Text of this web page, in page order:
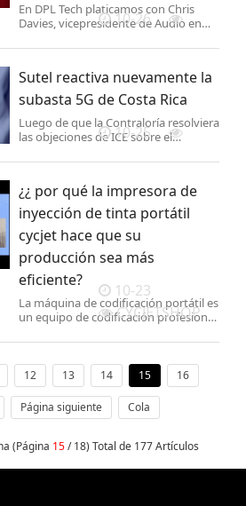
En DPL Tech platicamos con Chris
Davies, vicepresidente de Audio en
nueva tecnología permite un mejor
10-26
Sutel reactiva nuevamente la
subasta 5G de Costa Rica
Luego de que la Contraloría resolviera
las objeciones de ICE sobre el
5G con un ajuste, pero manteniendo
condiciones.
10-25
¿¿ por qué la impresora de
inyección de tinta portátil
cycjet hace que su
producción sea más
eficiente?
La máquina de codificación portátil es
un equipo de codificación profesional
tinta de alta tecnología para codificar
varios objetos.
10-23
CYCJETSHOP
12 13 14 15 16
Página siguiente Cola
(Página 15/ 18) Total de 177 Artículos